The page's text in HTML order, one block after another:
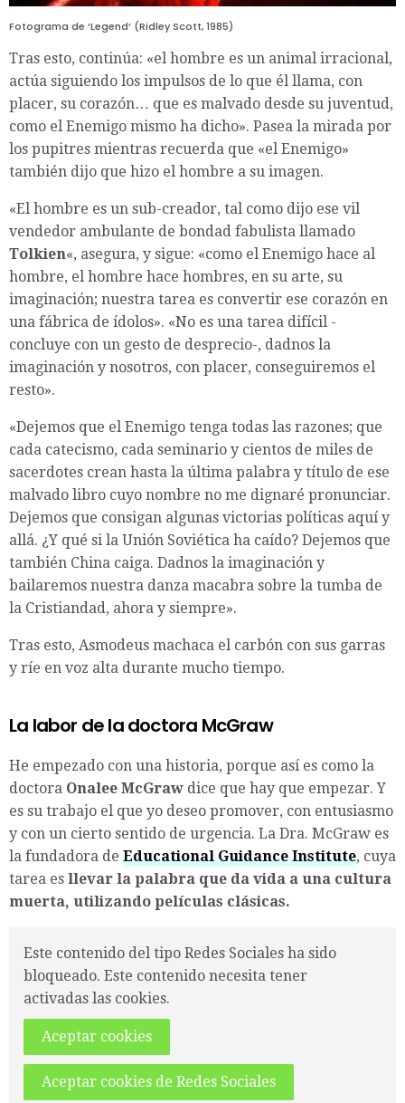
Fotograma de ‘Legend’ (Ridley Scott, 1985)
Tras esto, continúa: «el hombre es un animal irracional,
actúa siguiendo los impulsos de lo que él llama, con
placer, su corazón… que es malvado desde su juventud,
como el Enemigo mismo ha dicho». Pasea la mirada por
los pupitres mientras recuerda que «el Enemigo»
también dijo que hizo el hombre a su imagen.
«El hombre es un sub-creador, tal como dijo ese vil
vendedor ambulante de bondad fabulista llamado
Tolkien«, asegura, y sigue: «como el Enemigo hace al
hombre, el hombre hace hombres, en su arte, su
imaginación; nuestra tarea es convertir ese corazón en
una fábrica de ídolos». «No es una tarea difícil -
concluye con un gesto de desprecio-, dadnos la
imaginación y nosotros, con placer, conseguiremos el
resto».
«Dejemos que el Enemigo tenga todas las razones; que
cada catecismo, cada seminario y cientos de miles de
sacerdotes crean hasta la última palabra y título de ese
malvado libro cuyo nombre no me dignaré pronunciar.
Dejemos que consigan algunas victorias políticas aquí y
allá. ¿Y qué si la Unión Soviética ha caído? Dejemos que
también China caiga. Dadnos la imaginación y
bailaremos nuestra danza macabra sobre la tumba de
la Cristiandad, ahora y siempre».
Tras esto, Asmodeus machaca el carbón con sus garras
y ríe en voz alta durante mucho tiempo.
La labor de la doctora McGraw
He empezado con una historia, porque así es como la
doctora Onalee McGraw dice que hay que empezar. Y
es su trabajo el que yo deseo promover, con entusiasmo
y con un cierto sentido de urgencia. La Dra. McGraw es
la fundadora de Educational Guidance Institute, cuya
tarea es llevar la palabra que da vida a una cultura
muerta, utilizando películas clásicas.
Este contenido del tipo Redes Sociales ha sido
bloqueado. Este contenido necesita tener
activadas las cookies.
Aceptar cookies
Aceptar cookies de Redes Sociales